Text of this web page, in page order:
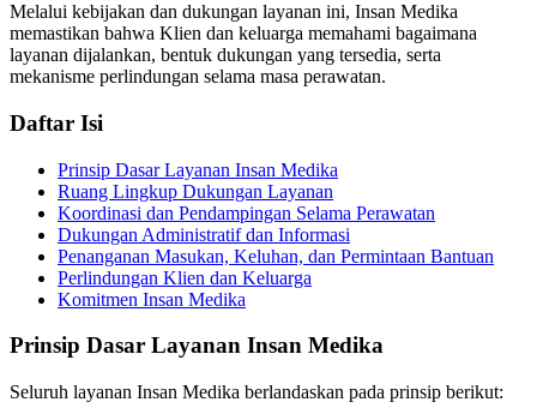
Melalui kebijakan dan dukungan layanan ini, Insan Medika
memastikan bahwa Klien dan keluarga memahami bagaimana
layanan dijalankan, bentuk dukungan yang tersedia, serta
mekanisme perlindungan selama masa perawatan.
Daftar Isi
Prinsip Dasar Layanan Insan Medika
Ruang Lingkup Dukungan Layanan
Koordinasi dan Pendampingan Selama Perawatan
Dukungan Administratif dan Informasi
Penanganan Masukan, Keluhan, dan Permintaan Bantuan
Perlindungan Klien dan Keluarga
Komitmen Insan Medika
Prinsip Dasar Layanan Insan Medika
Seluruh layanan Insan Medika berlandaskan pada prinsip berikut: